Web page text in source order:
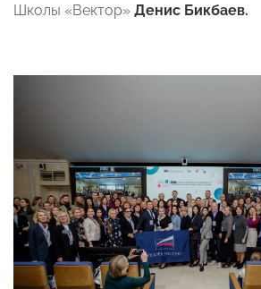
Школы «Вектор» Денис Бикбаев.